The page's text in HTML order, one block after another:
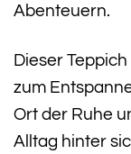
Abenteuern.
Dieser
zum
Ort der Ruhe
Alltag hinter